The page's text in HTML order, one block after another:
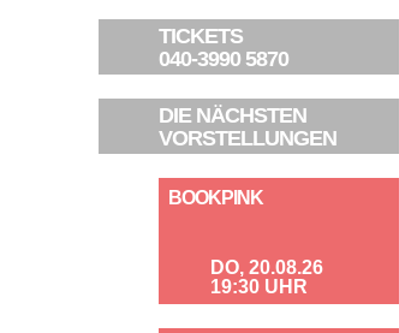
TICKETS
040-3990 5870
DIE NÄCHSTEN
VORSTELLUNGEN
BOOKPINK
DO, 20.08.26
19:30 UHR